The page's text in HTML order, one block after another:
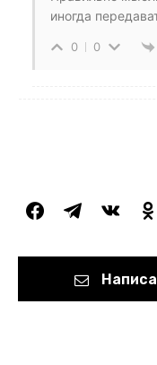
иногда
0 0
facebooktelegramvkontakte